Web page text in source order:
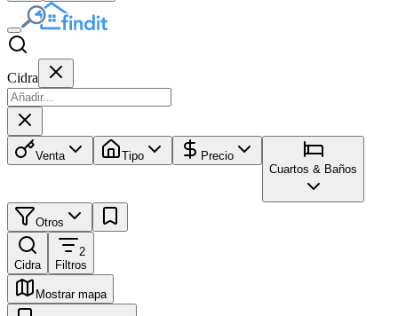
Cidra
Venta Tipo
Precio
Cuartos & Baños
Otros
Cidra
2
Filtros
Mostrar mapa